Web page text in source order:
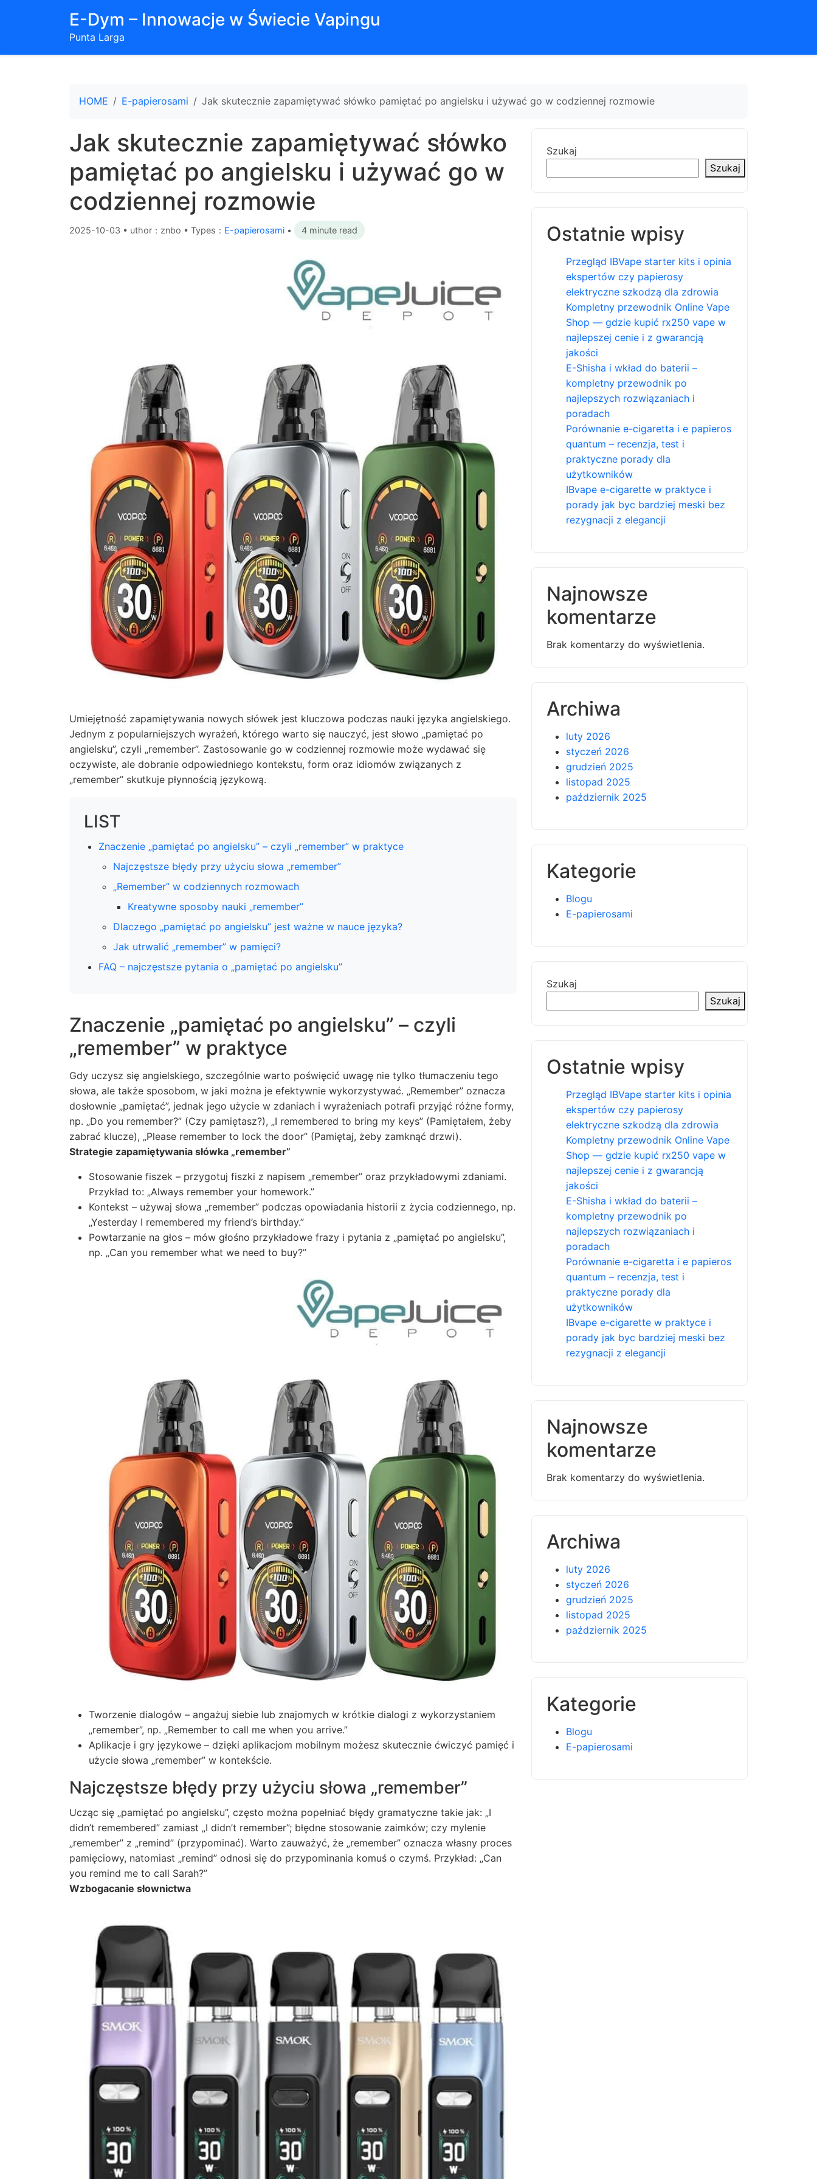
E-Dym – Innowacje w Świecie Vapingu
Punta Larga
HOME E-papierosami Jak skutecznie zapamiętywać słówko pamiętać po angielsku i używać go w codziennej rozmowie
Jak skutecznie zapamiętywać słówko
pamiętać po angielsku i używać go w
codziennej rozmowie
2025-10-03 • uthor：znbo • Types： E-papierosami • 4 minute read
Umiejętność zapamiętywania nowych słówek jest kluczowa podczas nauki języka angielskiego.
Jednym z popularniejszych wyrażeń, którego warto się nauczyć, jest słowo „pamiętać po
angielsku”, czyli „remember”. Zastosowanie go w codziennej rozmowie może wydawać się
oczywiste, ale dobranie odpowiedniego kontekstu, form oraz idiomów związanych z
„remember” skutkuje płynnością językową.
LIST
Znaczenie „pamiętać po angielsku” – czyli „remember” w praktyce
Najczęstsze błędy przy użyciu słowa „remember”
„Remember” w codziennych rozmowach
Kreatywne sposoby nauki „remember”
Dlaczego „pamiętać po angielsku” jest ważne w nauce języka?
Jak utrwalić „remember” w pamięci?
FAQ – najczęstsze pytania o „pamiętać po angielsku”
Znaczenie „pamiętać po angielsku” – czyli
„remember” w praktyce
Gdy uczysz się angielskiego, szczególnie warto poświęcić uwagę nie tylko tłumaczeniu tego
słowa, ale także sposobom, w jaki można je efektywnie wykorzystywać. „Remember” oznacza
dosłownie „pamiętać”, jednak jego użycie w zdaniach i wyrażeniach potrafi przyjąć różne formy,
np. „Do you remember?” (Czy pamiętasz?), „I remembered to bring my keys” (Pamiętałem, żeby
zabrać klucze), „Please remember to lock the door” (Pamiętaj, żeby zamknąć drzwi).
Strategie zapamiętywania słówka „remember”
Stosowanie fiszek – przygotuj fiszki z napisem „remember” oraz przykładowymi zdaniami.
Przykład to: „Always remember your homework.”
Kontekst – używaj słowa „remember” podczas opowiadania historii z życia codziennego, np.
„Yesterday I remembered my friend’s birthday.”
Powtarzanie na głos – mów głośno przykładowe frazy i pytania z „pamiętać po angielsku”,
np. „Can you remember what we need to buy?”
Tworzenie dialogów – angażuj siebie lub znajomych w krótkie dialogi z wykorzystaniem
„remember”, np. „Remember to call me when you arrive.”
Aplikacje i gry językowe – dzięki aplikacjom mobilnym możesz skutecznie ćwiczyć pamięć i
użycie słowa „remember” w kontekście.
Najczęstsze błędy przy użyciu słowa „remember”
Ucząc się „pamiętać po angielsku”, często można popełniać błędy gramatyczne takie jak: „I
didn’t remembered” zamiast „I didn’t remember”; błędne stosowanie zaimków; czy mylenie
„remember” z „remind” (przypominać). Warto zauważyć, że „remember” oznacza własny proces
pamięciowy, natomiast „remind” odnosi się do przypominania komuś o czymś. Przykład: „Can
you remind me to call Sarah?”
Wzbogacanie słownictwa
Szukaj
Szukaj
Ostatnie wpisy
Przegląd IBVape starter kits i opinia
ekspertów czy papierosy
elektryczne szkodzą dla zdrowia
Kompletny przewodnik Online Vape
Shop — gdzie kupić rx250 vape w
najlepszej cenie i z gwarancją
jakości
E-Shisha i wkład do baterii –
kompletny przewodnik po
najlepszych rozwiązaniach i
poradach
Porównanie e-cigaretta i e papieros
quantum – recenzja, test i
praktyczne porady dla
użytkowników
IBvape e-cigarette w praktyce i
porady jak byc bardziej meski bez
rezygnacji z elegancji
Najnowsze
komentarze
Brak komentarzy do wyświetlenia.
Archiwa
luty 2026
styczeń 2026
grudzień 2025
listopad 2025
październik 2025
Kategorie
Blogu
E-papierosami
Szukaj
Szukaj
Ostatnie wpisy
Przegląd IBVape starter kits i opinia
ekspertów czy papierosy
elektryczne szkodzą dla zdrowia
Kompletny przewodnik Online Vape
Shop — gdzie kupić rx250 vape w
najlepszej cenie i z gwarancją
jakości
E-Shisha i wkład do baterii –
kompletny przewodnik po
najlepszych rozwiązaniach i
poradach
Porównanie e-cigaretta i e papieros
quantum – recenzja, test i
praktyczne porady dla
użytkowników
IBvape e-cigarette w praktyce i
porady jak byc bardziej meski bez
rezygnacji z elegancji
Najnowsze
komentarze
Brak komentarzy do wyświetlenia.
Archiwa
luty 2026
styczeń 2026
grudzień 2025
listopad 2025
październik 2025
Kategorie
Blogu
E-papierosami